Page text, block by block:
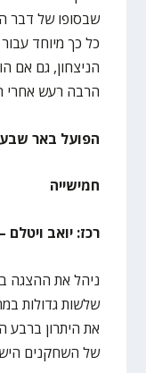
שבסופו של דבר
כל כך מיוחד
הניצחון, גם אם
הרבה רעש אחרי
הפועל באר שבע
חמישייה
רכז: יואב ויטלם –
ניהל את ההצגה
שלשות גדולות
את היתרון ברבע
של השחקנים